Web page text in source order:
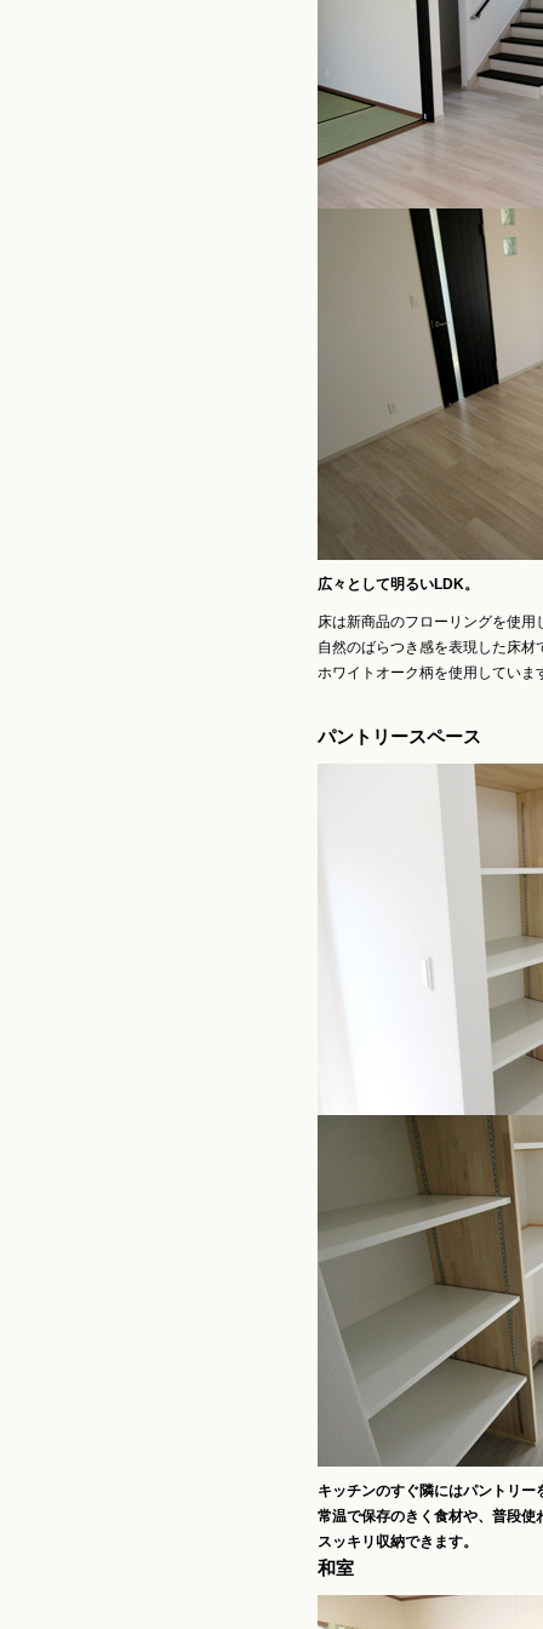
広々として明るいLDK。
床は新商品のフローリングを使用
自然のばらつき感を表現した床
ホワイトオーク柄を使用していま
パントリースペース
キッチンのすぐ隣にはパントリー
常温で保存のきく食材や、普段
スッキリ収納できます。
和室